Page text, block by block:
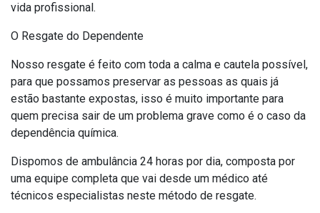
vida profissional.
O Resgate do Dependente
Nosso resgate é feito com toda a calma e cautela possível,
para que possamos preservar as pessoas as quais já
estão bastante expostas, isso é muito importante para
quem precisa sair de um problema grave como é o caso da
dependência química.
Dispomos de ambulância 24 horas por dia, composta por
uma equipe completa que vai desde um médico até
técnicos especialistas neste método de resgate.